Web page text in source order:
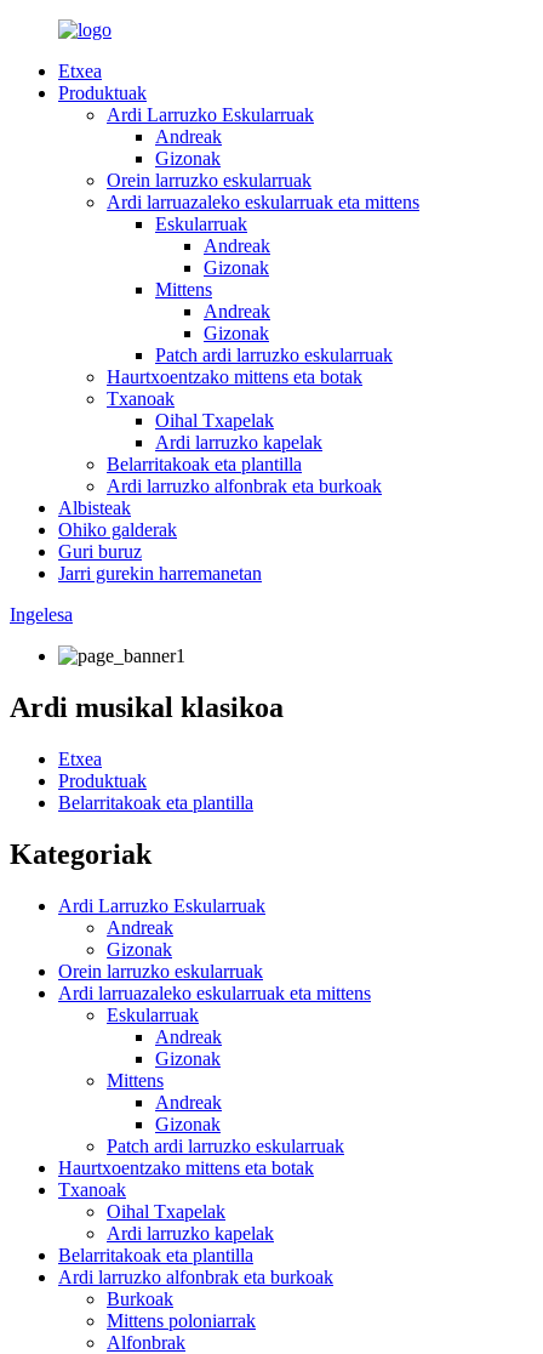
Etxea
Produktuak
Ardi Larruzko Eskularruak
Andreak
Gizonak
Orein larruzko eskularruak
Ardi larruazaleko eskularruak eta mittens
Eskularruak
Andreak
Gizonak
Mittens
Andreak
Gizonak
Patch ardi larruzko eskularruak
Haurtxoentzako mittens eta botak
Txanoak
Oihal Txapelak
Ardi larruzko kapelak
Belarritakoak eta plantilla
Ardi larruzko alfonbrak eta burkoak
Albisteak
Ohiko galderak
Guri buruz
Jarri gurekin harremanetan
Ingelesa
Ardi musikal klasikoa
Etxea
Produktuak
Belarritakoak eta plantilla
Kategoriak
Ardi Larruzko Eskularruak
Andreak
Gizonak
Orein larruzko eskularruak
Ardi larruazaleko eskularruak eta mittens
Eskularruak
Andreak
Gizonak
Mittens
Andreak
Gizonak
Patch ardi larruzko eskularruak
Haurtxoentzako mittens eta botak
Txanoak
Oihal Txapelak
Ardi larruzko kapelak
Belarritakoak eta plantilla
Ardi larruzko alfonbrak eta burkoak
Burkoak
Mittens poloniarrak
Alfonbrak